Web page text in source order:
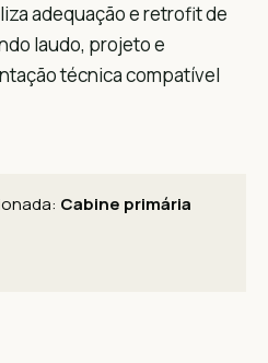
adequação e retrofit de
laudo, projeto e
técnica compatível
Cabine primária